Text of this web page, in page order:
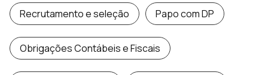
Recrutamento e seleção Papo com DP
Obrigações Contábeis e Fiscais